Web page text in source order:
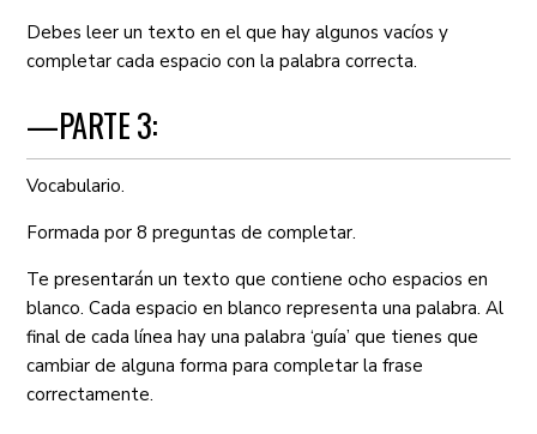
Debes leer un texto en el que hay algunos vacíos y
completar cada espacio con la palabra correcta.
—PARTE 3:
Vocabulario.
Formada por 8 preguntas de completar.
Te presentarán un texto que contiene ocho espacios en
blanco. Cada espacio en blanco representa una palabra. Al
final de cada línea hay una palabra ‘guía’ que tienes que
cambiar de alguna forma para completar la frase
correctamente.